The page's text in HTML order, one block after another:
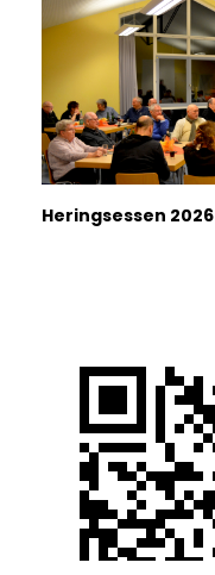
Heringsessen 2026